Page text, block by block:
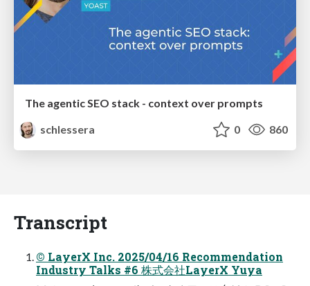
The agentic SEO stack - context over prompts
schlessera
0 860
Transcript
© LayerX Inc. 2025/04/16 Recommendation
Industry Talks #6 株式会社LayerX Yuya